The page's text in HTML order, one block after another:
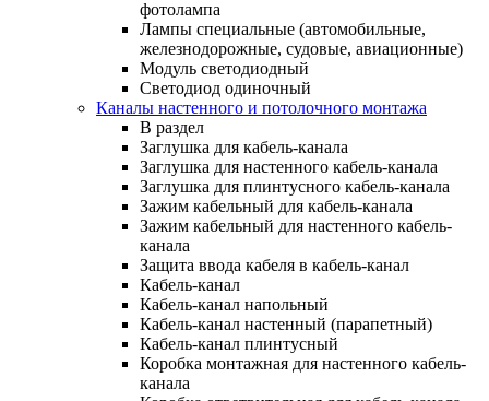
фотолампа
Лампы специальные (автомобильные,
железнодорожные, судовые, авиационные)
Модуль светодиодный
Светодиод одиночный
Каналы настенного и потолочного монтажа
В раздел
Заглушка для кабель-канала
Заглушка для настенного кабель-канала
Заглушка для плинтусного кабель-канала
Зажим кабельный для кабель-канала
Зажим кабельный для настенного кабель-
канала
Защита ввода кабеля в кабель-канал
Кабель-канал
Кабель-канал напольный
Кабель-канал настенный (парапетный)
Кабель-канал плинтусный
Коробка монтажная для настенного кабель-
канала